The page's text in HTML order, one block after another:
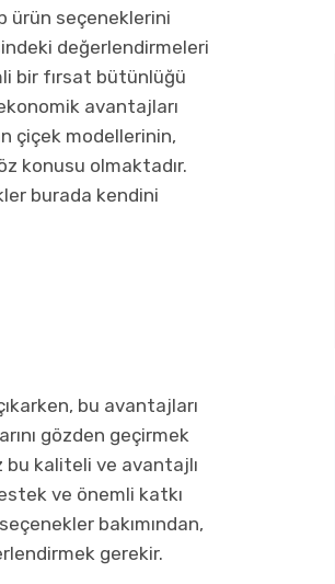
ürün seçeneklerini
değerlendirmeleri
bir fırsat bütünlüğü
avantajları
çiçek modellerinin,
konusu olmaktadır.
burada kendini
bu avantajları
gözden geçirmek
kaliteli ve avantajlı
ve önemli katkı
bakımından,
gerekir.